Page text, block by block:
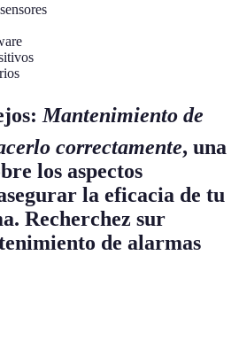
Mantenimiento de
correctamente, una
los aspectos
la eficacia de tu
Recherchez sur
de alarmas